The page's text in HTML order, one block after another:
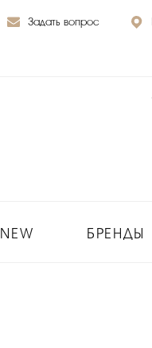
Задать вопрос
NEW БРЕНДЫ